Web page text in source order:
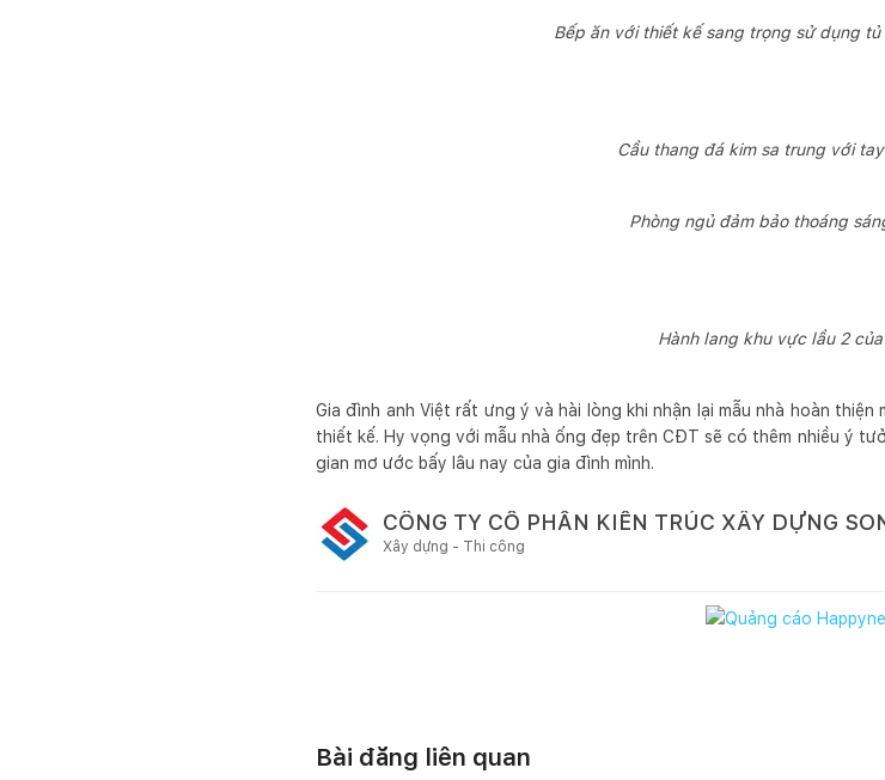
Bếp ăn với thiết kế sang trọng sử dụng
Cầu thang đá kim sa trung với
Phòng ngủ đảm bảo thoáng
Hành lang khu vực lầu 2
Gia đình anh Việt rất ưng ý và hài lòng khi nhận lại mẫu nhà hoàn
thiết kế. Hy vọng với mẫu nhà ống đẹp trên CĐT sẽ có thêm nhiều ý
gian mơ ước bấy lâu nay của gia đình mình.
CÔNG TY CỔ PHẦN KIẾN TRÚC XÂY DỰNG
Xây dựng - Thi công
Bài đăng liên quan